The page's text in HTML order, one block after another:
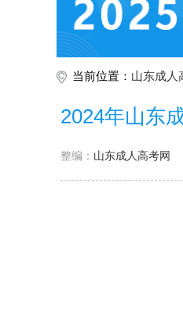
当前位置： 山东成人
2024年山东
整编： 山东成人高考网